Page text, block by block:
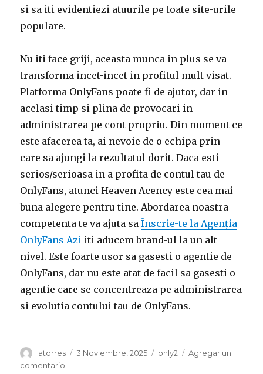
si sa iti evidentiezi atuurile pe toate site-urile
populare.
Nu iti face griji, aceasta munca in plus se va
transforma incet-incet in profitul mult visat.
Platforma OnlyFans poate fi de ajutor, dar in
acelasi timp si plina de provocari in
administrarea pe cont propriu. Din moment ce
este afacerea ta, ai nevoie de o echipa prin
care sa ajungi la rezultatul dorit. Daca esti
serios/serioasa in a profita de contul tau de
OnlyFans, atunci Heaven Acency este cea mai
buna alegere pentru tine. Abordarea noastra
competenta te va ajuta saÎnscrie-te la Agenția
OnlyFans Azi iti aducem brand-ul la un alt
nivel. Este foarte usor sa gasesti o agentie de
OnlyFans, dar nu este atat de facil sa gasesti o
agentie care se concentreaza pe administrarea
si evolutia contului tau de OnlyFans.
Autor
atorres
Publicado
3 Noviembre, 2025 Categorías
only2
Agregar un
comentario